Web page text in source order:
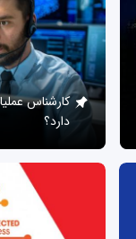
کارشناس
دارد؟